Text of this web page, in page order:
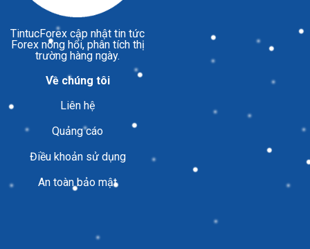
TintucForex cập nhật tin tức
Forex nóng hổi, phân tích thị
trường hàng ngày.
Về chúng tôi
Liên hệ
Quảng cáo
Điều khoản sử dụng
An toàn bảo mật